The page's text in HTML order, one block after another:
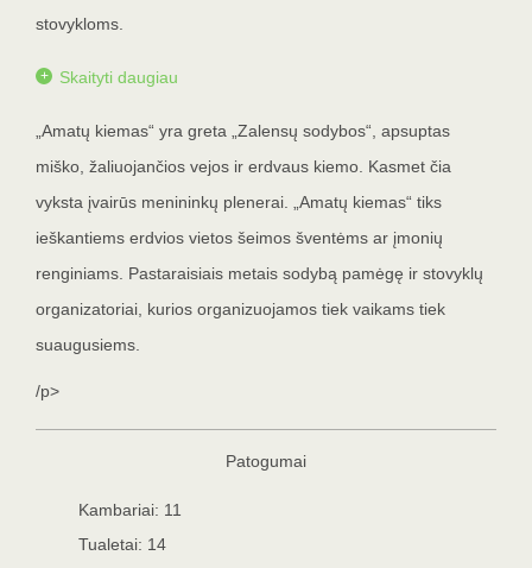
stovykloms.
Skaityti daugiau
„Amatų kiemas“ yra greta „Zalensų sodybos“, apsuptas
miško, žaliuojančios vejos ir erdvaus kiemo. Kasmet čia
vyksta įvairūs menininkų plenerai. „Amatų kiemas“ tiks
ieškantiems erdvios vietos šeimos šventėms ar įmonių
renginiams. Pastaraisiais metais sodybą pamėgę ir stovyklų
organizatoriai, kurios organizuojamos tiek vaikams tiek
suaugusiems.
/p>
Patogumai
Kambariai: 11
Tualetai: 14